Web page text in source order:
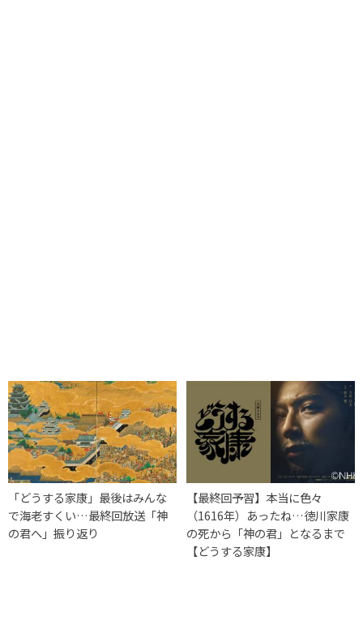
「どうする家康」最後はみんな
で海老すくい…最終回放送「神
の君へ」振り返り
【最終回予習】本当に色々
（1616年）あったね…徳川家康
の死から「神の君」となるまで
【どうする家康】